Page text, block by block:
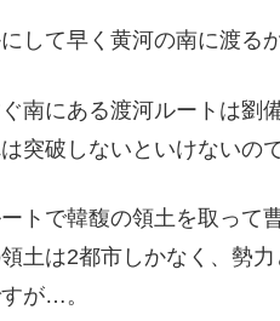
して早く黄河の南に渡る
南にある渡河ルートは劉
突破しないといけないの
トで韓馥の領土を取って
土は2都市しかなく、勢
が…。